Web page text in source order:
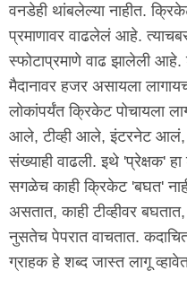
वनडेही थांबलेल्या नाहीत.
प्रमाणावर वाढलेलं आहे.
स्फोटाप्रमाणे वाढ झालेली आहे.
मैदानावर हजर असायला
लोकांपर्यंत क्रिकेट पोचायला
आले, टीव्ही आले, इंटरनेट आलं,
संख्याही वाढली. इथे 'प्रेक्षक'
सगळेच काही क्रिकेट 'बघत'
असतात, काही टीव्हीवर
नुसतेच पेपरात वाचतात.
ग्राहक हे शब्द जास्त लागू